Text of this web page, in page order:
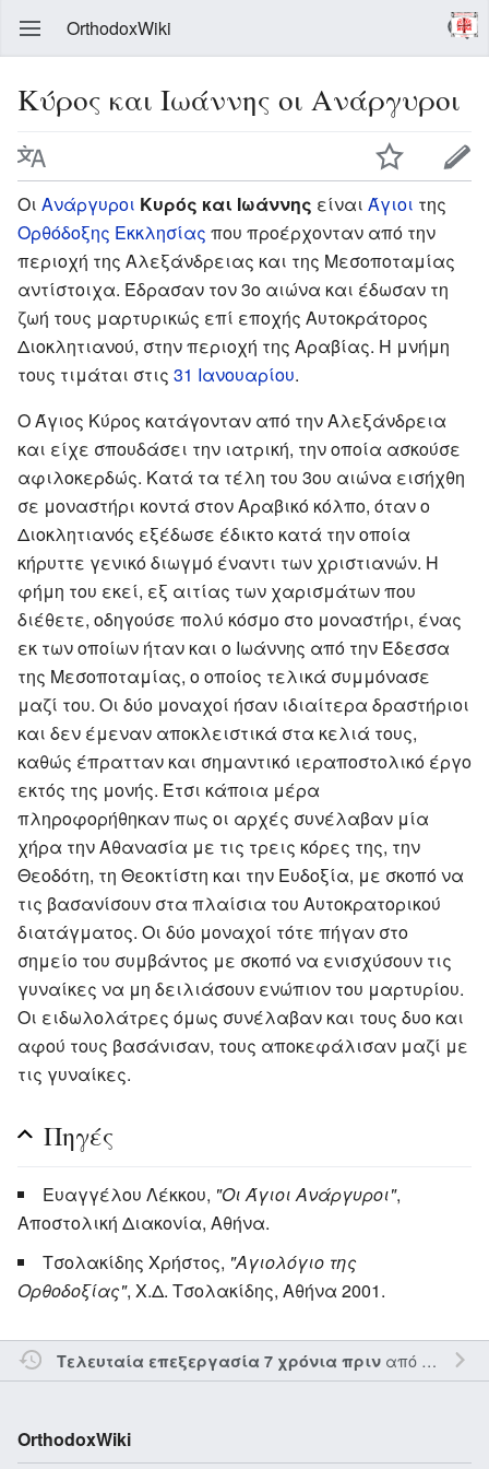
OrthodoxWiki
Κύρος και Ιωάννης οι Ανάργυροι
Οι Ανάργυροι Κυρός και Ιωάννης είναι Άγιοι της
Ορθόδοξης Εκκλησίας που προέρχονταν από την
περιοχή της Αλεξάνδρειας και της Μεσοποταμίας
αντίστοιχα. Έδρασαν τον 3ο αιώνα και έδωσαν τη
ζωή τους μαρτυρικώς επί εποχής Αυτοκράτορος
Διοκλητιανού, στην περιοχή της Αραβίας. Η μνήμη
τους τιμάται στις 31 Ιανουαρίου.
Ο Άγιος Κύρος κατάγονταν από την Αλεξάνδρεια
και είχε σπουδάσει την ιατρική, την οποία ασκούσε
αφιλοκερδώς. Κατά τα τέλη του 3ου αιώνα εισήχθη
σε μοναστήρι κοντά στον Αραβικό κόλπο, όταν ο
Διοκλητιανός εξέδωσε έδικτο κατά την οποία
κήρυττε γενικό διωγμό έναντι των χριστιανών. Η
φήμη του εκεί, εξ αιτίας των χαρισμάτων που
διέθετε, οδηγούσε πολύ κόσμο στο μοναστήρι, ένας
εκ των οποίων ήταν και ο Ιωάννης από την Έδεσσα
της Μεσοποταμίας, ο οποίος τελικά συμμόνασε
μαζί του. Οι δύο μοναχοί ήσαν ιδιαίτερα δραστήριοι
και δεν έμεναν αποκλειστικά στα κελιά τους,
καθώς έπρατταν και σημαντικό ιεραποστολικό έργο
εκτός της μονής. Έτσι κάποια μέρα
πληροφορήθηκαν πως οι αρχές συνέλαβαν μία
χήρα την Αθανασία με τις τρεις κόρες της, την
Θεοδότη, τη Θεοκτίστη και την Ευδοξία, με σκοπό να
τις βασανίσουν στα πλαίσια του Αυτοκρατορικού
διατάγματος. Οι δύο μοναχοί τότε πήγαν στο
σημείο του συμβάντος με σκοπό να ενισχύσουν τις
γυναίκες να μη δειλιάσουν ενώπιον του μαρτυρίου.
Οι ειδωλολάτρες όμως συνέλαβαν και τους δυο και
αφού τους βασάνισαν, τους αποκεφάλισαν μαζί με
τις γυναίκες.
Πηγές
Ευαγγέλου Λέκκου, "Οι Άγιοι Ανάργυροι",
Αποστολική Διακονία, Αθήνα.
Τσολακίδης Χρήστος, "Αγιολόγιο της
Ορθοδοξίας", Χ.Δ. Τσολακίδης, Αθήνα 2001.
Τελευταία επεξεργασία 7 χρόνια πριναπό τον την
OrthodoxWiki